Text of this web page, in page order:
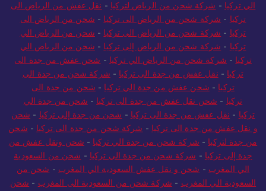
الي تركيا - شركة شحن من الرياض لتركيا - نقل عفش من الرياض الى
تركيا - شركة شحن من الرياض الى تركيا - شحن من الرياض الى
تركيا - شركة شحن من الرياض الى تركيا - شحن من الرياض الي
تركيا - شركة شحن من الرياض إلى تركيا - شحن من الرياض الي
تركيا - شركة شحن من الرياض الي تركيا - شحن عفش من جدة الى
تركيا - نقل عفش من جدة الى تركيا - شركة شحن من جدة الى
تركيا - شحن عفش من جدة الي تركيا - شحن من جدة الى
تركيا - شحن نقل عفش من جدة الى تركيا - شحن من جدة الي
تركيا - نقل عفش من جدة الى تركيا - شحن من جدة إلى تركيا - شحن
و نقل عفش من جدة الى تركيا - شركة شحن من جدة الى تركيا - شحن
من جدة لتركيا - شركة شحن من جدة الي تركيا - شحن ونقل عفش من
جدة إلى تركيا - شركة شحن من جدة الي تركيا - شحن من السعودية
الي المغرب - شحن و نقل عفش السعودية الي المغرب - شحن من
السعودية الي المغرب - شركة شحن من السعودية الى المغرب - شحن